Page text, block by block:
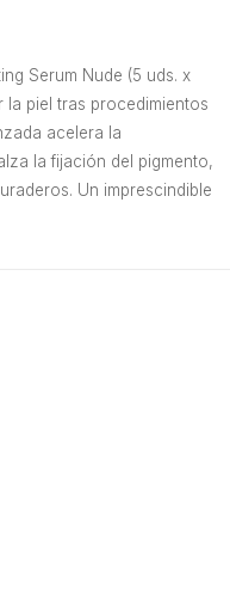
Serum Nude (5 uds. x
la piel tras procedimientos
acelera la
la fijación del pigmento,
Un imprescindible